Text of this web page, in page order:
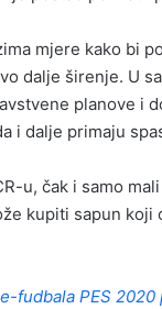
mjere kako bi
dalje širenje. U
planove i
i dalje primaju
u, čak i samo
kupiti sapun
fudbala PES